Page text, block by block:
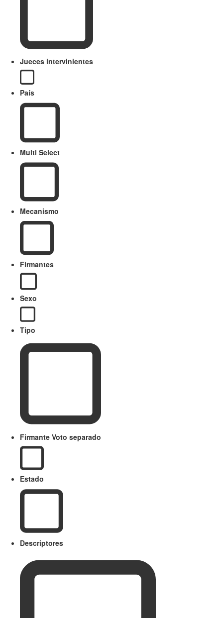
Jueces intervinientes
País
Multi Select
Mecanismo
Firmantes
Sexo
Tipo
Firmante Voto separado
Estado
Descriptores